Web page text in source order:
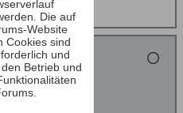
Die auf
Website
Cookies sind
und
Betrieb und